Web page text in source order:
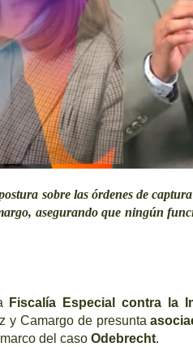
sobre las órdenes de
asegurando que ningún
Fiscalía Especial contra la
y Camargo de presunta
del caso Odebrecht.